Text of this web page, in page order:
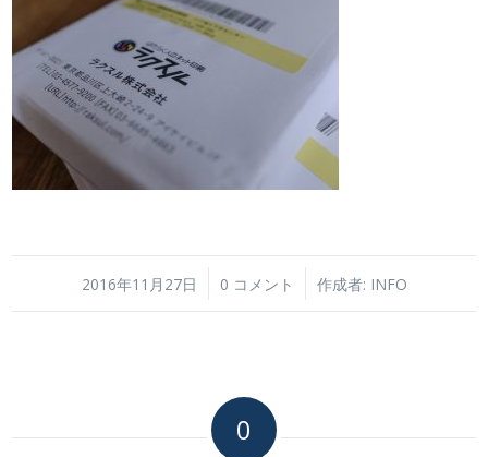
2016年11月27日
/ 0 コメント
/ 作成者: INFO
0